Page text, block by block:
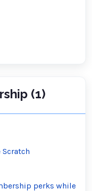
(1)
perks while